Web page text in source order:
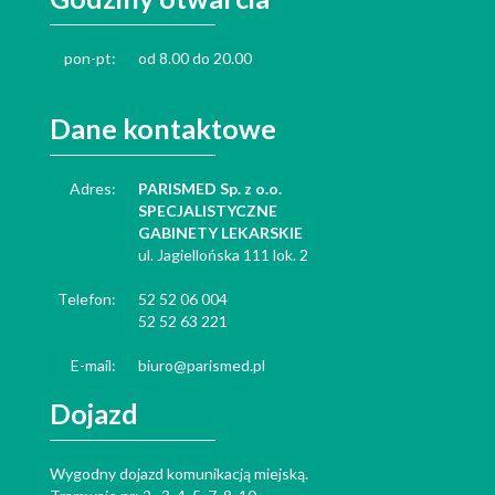
pon-pt: od 8.00 do 20.00
Dane kontaktowe
Adres:
Telefon:
E-mail:
PARISMED Sp. z o.o.
SPECJALISTYCZNE
GABINETY LEKARSKIE
ul. Jagiellońska 111 lok. 2
52 52 06 004
52 52 63 221
biuro@parismed.pl
Dojazd
Wygodny dojazd komunikacją miejską.